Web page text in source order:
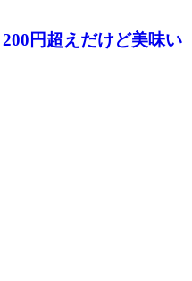
円超えだけど美味い